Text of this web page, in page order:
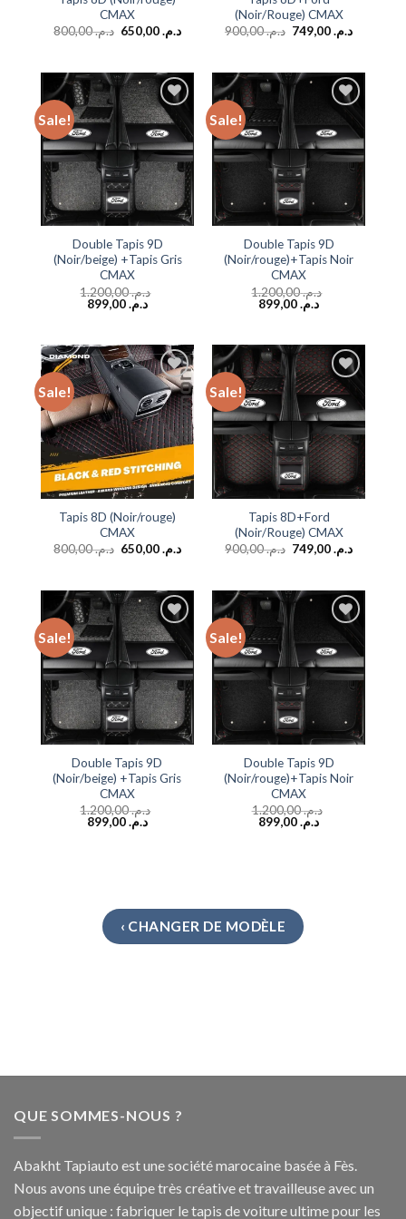
CMAX
د.م.800,00 د.م.650,00
(Noir/Rouge) CMAX
د.م.900,00 د.م.749,00
Sale!
Add to
wishlist
Double Tapis 9D
(Noir/beige) +Tapis Gris
CMAX
د.م.1.200,00
د.م.
Sale!
Add to
wishlist
Double Tapis 9D
(Noir/rouge)+Tapis Noir
CMAX
د.م.1.200,00
د.م.
Sale!
Add to
wishlist
Tapis 8D (Noir/rouge)
CMAX
د.م.800,00 د.م.650,00
Sale!
Add to
wishlist
Tapis 8D+Ford
(Noir/Rouge) CMAX
د.م.900,00 د.م.749,00
Sale!
Add to
wishlist
Double Tapis 9D
(Noir/beige) +Tapis Gris
CMAX
د.م.1.200,00
د.م.899,00
Sale!
Add to
wishlist
Double Tapis 9D
(Noir/rouge)+Tapis Noir
CMAX
د.م.1.200,00
د.م.899,00
‹ CHANGER DE MODÈLE
QUE SOMMES-NOUS ?
Abakht Tapiauto est une société marocaine basée à Fès.
Nous avons une équipe très créative et travailleuse avec un
objectif unique : fabriquer le tapis de voiture ultime pour les